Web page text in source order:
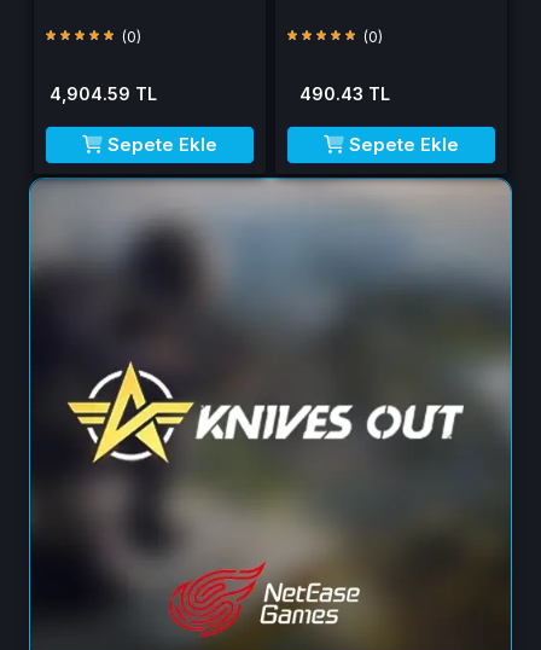
(0)
4,904.59 TL
Sepete Ekle
(0)
490.43 TL
Sepete Ekle